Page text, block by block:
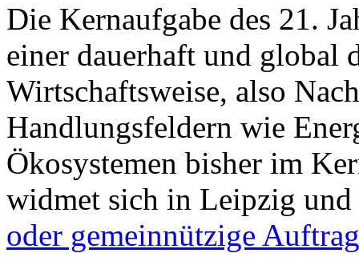
Die Kernaufgabe des 21.
einer dauerhaft und global
Wirtschaftsweise, also
Handlungsfeldern wie
Ökosystemen bisher im
widmet sich in Leipzig
oder gemeinnützige